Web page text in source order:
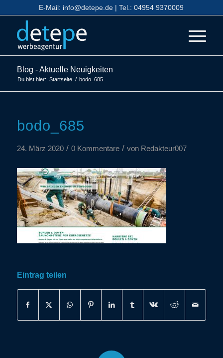
E-Mail: info@detepe.de | Tel.:04954 9370009
Blog - Aktuelle Neuigkeiten
Du bist hier: Startseite / bodo_685
bodo_685
24. März 2020 / 0 Kommentare / von Redakteur007
Eintrag teilen